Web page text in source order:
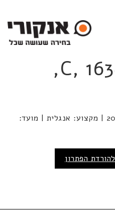
אנגלית – C, 16382,
מספר שאלון: 16382 | שנה: 2022 | מקצוע: אנגלית | מועד:
להורדת הפתרון